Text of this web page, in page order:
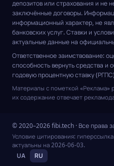
депозитов или страхования и не
заключённые договоры.
информационный характер, не
банковских услуг. Ставки и
актуальные данные на
Ответственное заимствование:
способность вернуть средства
годовую процентную ставку
Материалы с пометкой «Реклама»
их содержание отвечает
© 2020–2026 fibi.tech · Все права
Условие цитирования:
актуальны на 2026-06-03.
UA RU